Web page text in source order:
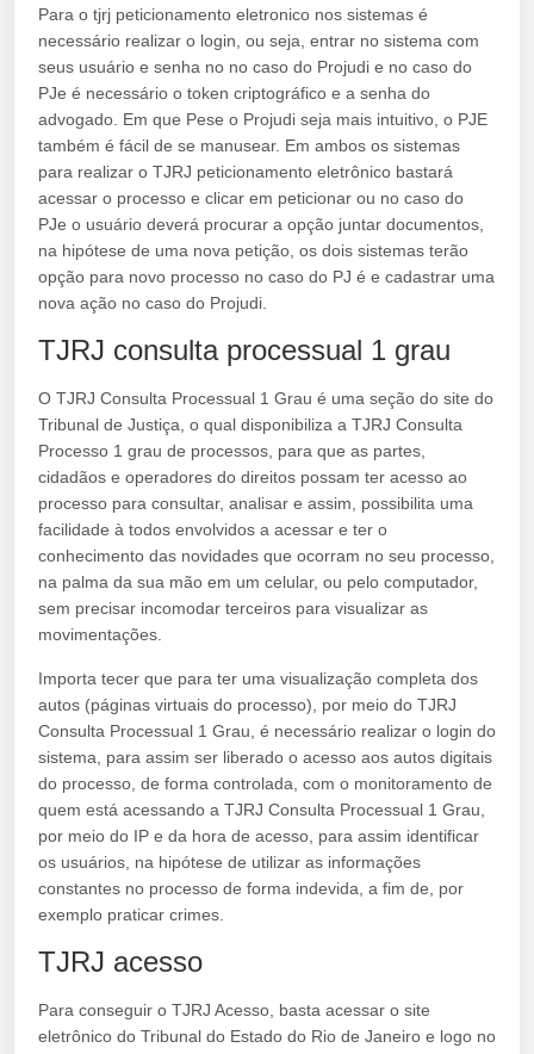
Para o tjrj peticionamento eletronico nos sistemas é
necessário realizar o login, ou seja, entrar no sistema com
seus usuário e senha no no caso do Projudi e no caso do
PJe é necessário o token criptográfico e a senha do
advogado. Em que Pese o Projudi seja mais intuitivo, o PJE
também é fácil de se manusear. Em ambos os sistemas
para realizar o TJRJ peticionamento eletrônico bastará
acessar o processo e clicar em peticionar ou no caso do
PJe o usuário deverá procurar a opção juntar documentos,
na hipótese de uma nova petição, os dois sistemas terão
opção para novo processo no caso do PJ é e cadastrar uma
nova ação no caso do Projudi.
TJRJ consulta processual 1 grau
O TJRJ Consulta Processual 1 Grau é uma seção do site do
Tribunal de Justiça, o qual disponibiliza a TJRJ Consulta
Processo 1 grau de processos, para que as partes,
cidadãos e operadores do direitos possam ter acesso ao
processo para consultar, analisar e assim, possibilita uma
facilidade à todos envolvidos a acessar e ter o
conhecimento das novidades que ocorram no seu processo,
na palma da sua mão em um celular, ou pelo computador,
sem precisar incomodar terceiros para visualizar as
movimentações.
Importa tecer que para ter uma visualização completa dos
autos (páginas virtuais do processo), por meio do TJRJ
Consulta Processual 1 Grau, é necessário realizar o login do
sistema, para assim ser liberado o acesso aos autos digitais
do processo, de forma controlada, com o monitoramento de
quem está acessando a TJRJ Consulta Processual 1 Grau,
por meio do IP e da hora de acesso, para assim identificar
os usuários, na hipótese de utilizar as informações
constantes no processo de forma indevida, a fim de, por
exemplo praticar crimes.
TJRJ acesso
Para conseguir o TJRJ Acesso, basta acessar o site
eletrônico do Tribunal do Estado do Rio de Janeiro e logo no